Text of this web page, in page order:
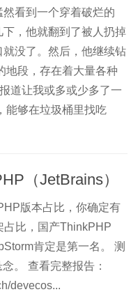
看到一个穿着破烂的
，他就翻到了被人扔掉
没了。然后，他继续钻
地段，存在着大量各种
道让我或多或少多了一
能够在垃圾桶里找吃
（JetBrains）
版本占比，你确定有
比，国产ThinkPHP
肯定是第一名。 测
。 查看完整报告：
devecos...